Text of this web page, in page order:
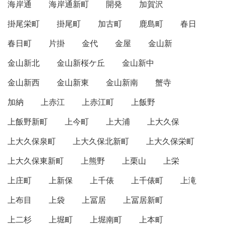
海岸通 海岸通新町 開発
加賀沢
掛尾栄町
掛尾町 加古町 鹿島町
春日
春日町
片掛 金代 金屋
金山新
金山新北
金山新桜ケ丘
金山新中
金山新西
金山新東 金山新南
蟹寺
加納
上赤江 上赤江町
上飯野
上飯野新町
上今町 上大浦
上大久保
上大久保泉町
上大久保北新町
上大久保栄町
上大久保東新町
上熊野 上栗山
上栄
上庄町
上新保 上千俵 上千俵町
上滝
上布目
上袋 上冨居
上冨居新町
上二杉
上堀町 上堀南町
上本町